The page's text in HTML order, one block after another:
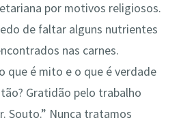
por motivos religiosos.
de faltar alguns nutrientes
nas carnes.
que é mito e o que é verdade
Gratidão pelo trabalho
Souto.” Nunca tratamos